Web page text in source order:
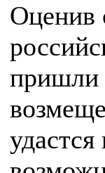
Оценив
пришли